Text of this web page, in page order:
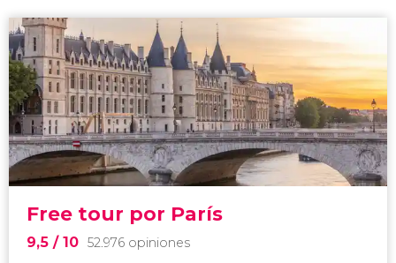
Free tour por París
9,5 / 10 52.976 opiniones